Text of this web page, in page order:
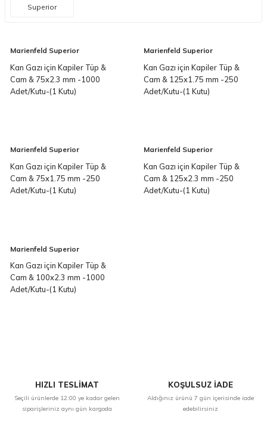
Superior
Marienfeld Superior
Kan Gazı için Kapiler Tüp &
Cam & 75x2.3 mm -1000
Adet/Kutu-(1 Kutu)
Marienfeld Superior
Kan Gazı için Kapiler Tüp &
Cam & 125x1.75 mm -250
Adet/Kutu-(1 Kutu)
Marienfeld Superior
Kan Gazı için Kapiler Tüp &
Cam & 75x1.75 mm -250
Adet/Kutu-(1 Kutu)
Marienfeld Superior
Kan Gazı için Kapiler Tüp &
Cam & 125x2.3 mm -250
Adet/Kutu-(1 Kutu)
Marienfeld Superior
Kan Gazı için Kapiler Tüp &
Cam & 100x2.3 mm -1000
Adet/Kutu-(1 Kutu)
HIZLI TESLİMAT
Seçili ürünlerde 12:00 ye kadar gelen
siparişleriniz aynı gün kargoda
KOŞULSUZ İADE
Aldığınız ürünü 7 gün içerisinde iade
edebilirsiniz